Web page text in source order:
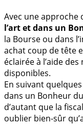
Avec une approche
l’art et dans un
la Bourse ou dans
achat coup de tête
éclairée à l’aide
disponibles.
En suivant
dans un Bonheur
d’autant que la
oublier bien-sûr